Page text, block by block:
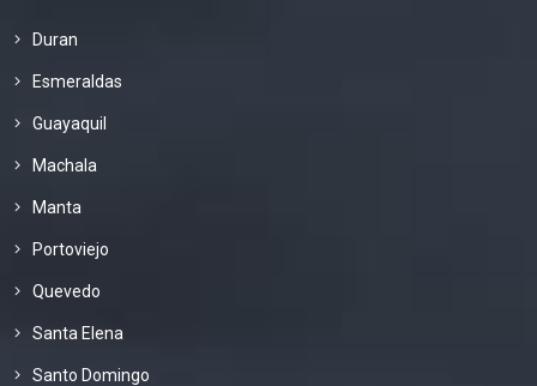
Duran
Esmeraldas
Guayaquil
Machala
Manta
Portoviejo
Quevedo
Santa Elena
Santo Domingo